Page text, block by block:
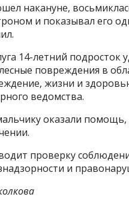
накануне,
и показывал его
14-летний подросток
повреждения в
жизни и
ведомства.
оказали
проверку
и